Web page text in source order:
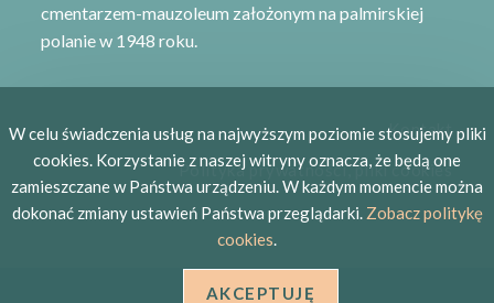
cmentarzem-mauzoleum założonym na palmirskiej
polanie w 1948 roku.
Kontakt
Polityka prywatności, pliki cookies
W celu świadczenia usług na najwyższym poziomie stosujemy pliki
cookies. Korzystanie z naszej witryny oznacza, że będą one
zamieszczane w Państwa urządzeniu. W każdym momencie można
dokonać zmiany ustawień Państwa przeglądarki. Zobacz politykę
cookies.
AKCEPTUJĘ